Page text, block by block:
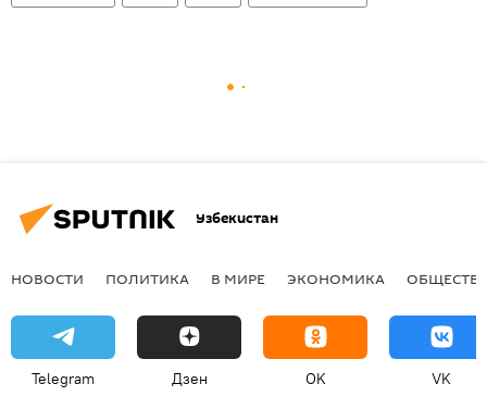
Узбекистан
НОВОСТИ ПОЛИТИКА В МИРЕ ЭКОНОМИКА
Telegram Дзен OK VK